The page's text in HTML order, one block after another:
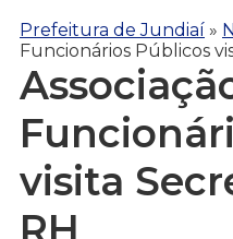
Prefeitura de Jundiaí »
Funcionários Públicos
visita
RH